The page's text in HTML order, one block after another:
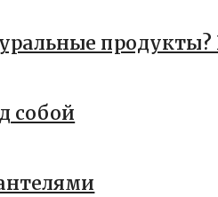
продукты?
собой